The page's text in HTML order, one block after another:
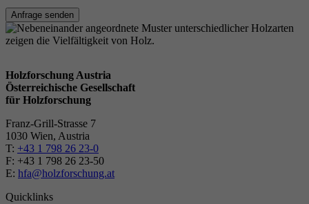
Anfrage senden
Holzforschung Austria
Österreichische Gesellschaft
für Holzforschung
Franz-Grill-Strasse 7
1030 Wien, Austria
T: +43 1 798 26 23-0
​​F: +43 1 798 26 23-50
E: hfa@holzforschung.at
Quicklinks